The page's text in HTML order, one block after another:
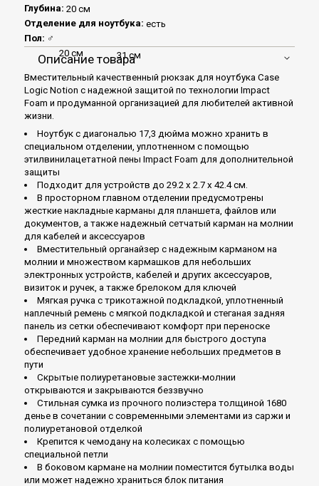
20 см 31 см
Глубина: 20 см
Отделение для ноутбука: есть
Пол: ♂
Описание товара
Вместительный качественный рюкзак для ноутбука Case
Logic Notion с надежной защитой по технологии Impact
Foam и продуманной организацией для любителей активной
жизни.
Ноутбук с диагональю 17,3 дюйма можно хранить в
специальном отделении, уплотненном с помощью
этилвинилацетатной пены Impact Foam для дополнительной
защиты
Подходит для устройств до 29.2 x 2.7 x 42.4 см.
В просторном главном отделении предусмотрены
жесткие накладные карманы для планшета, файлов или
документов, а также надежный сетчатый карман на молнии
для кабелей и аксессуаров
Вместительный органайзер с надежным карманом на
молнии и множеством кармашков для небольших
электронных устройств, кабелей и других аксессуаров,
визиток и ручек, а также брелоком для ключей
Мягкая ручка с трикотажной подкладкой, уплотненный
наплечный ремень с мягкой подкладкой и стеганая задняя
панель из сетки обеспечивают комфорт при переноске
Передний карман на молнии для быстрого доступа
обеспечивает удобное хранение небольших предметов в
пути
Скрытые полиуретановые застежки-молнии
открываются и закрываются беззвучно
Стильная сумка из прочного полиэстера толщиной 1680
денье в сочетании с современными элементами из саржи и
полиуретановой отделкой
Крепится к чемодану на колесиках с помощью
специальной петли
В боковом кармане на молнии поместится бутылка воды
или может надежно храниться блок питания